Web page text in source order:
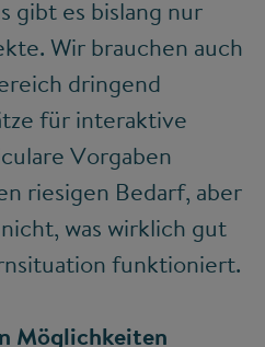
gibt es bislang nur
Wir brauchen auch
dringend
für interaktive
Vorgaben
riesigen Bedarf, aber
was wirklich gut
funktioniert.
Möglichkeiten